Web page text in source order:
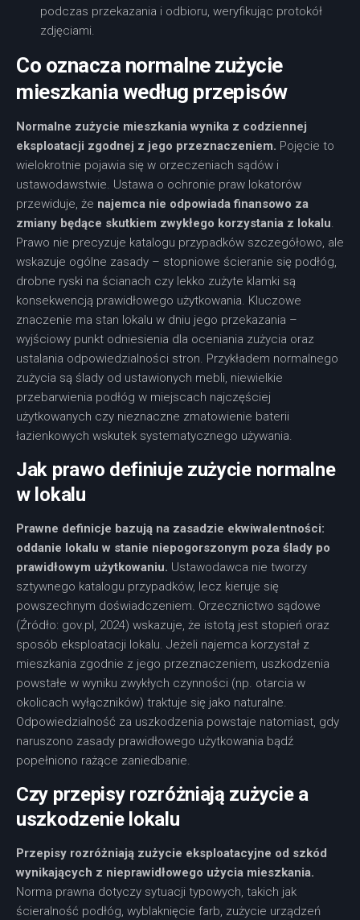
podczas przekazania i odbioru, weryfikując protokół
zdjęciami.
Co oznacza normalne zużycie
mieszkania według przepisów
Normalne zużycie mieszkania wynika z codziennej
eksploatacji zgodnej z jego przeznaczeniem. Pojęcie to
wielokrotnie pojawia się w orzeczeniach sądów i
ustawodawstwie. Ustawa o ochronie praw lokatorów
przewiduje, że najemca nie odpowiada finansowo za
zmiany będące skutkiem zwykłego korzystania z lokalu.
Prawo nie precyzuje katalogu przypadków szczegółowo, ale
wskazuje ogólne zasady – stopniowe ścieranie się podłóg,
drobne ryski na ścianach czy lekko zużyte klamki są
konsekwencją prawidłowego użytkowania. Kluczowe
znaczenie ma stan lokalu w dniu jego przekazania –
wyjściowy punkt odniesienia dla oceniania zużycia oraz
ustalania odpowiedzialności stron. Przykładem normalnego
zużycia są ślady od ustawionych mebli, niewielkie
przebarwienia podłóg w miejscach najczęściej
użytkowanych czy nieznaczne zmatowienie baterii
łazienkowych wskutek systematycznego używania.
Jak prawo definiuje zużycie normalne
w lokalu
Prawne definicje bazują na zasadzie ekwiwalentności:
oddanie lokalu w stanie niepogorszonym poza ślady po
prawidłowym użytkowaniu. Ustawodawca nie tworzy
sztywnego katalogu przypadków, lecz kieruje się
powszechnym doświadczeniem. Orzecznictwo sądowe
(Źródło: gov.pl, 2024) wskazuje, że istotą jest stopień oraz
sposób eksploatacji lokalu. Jeżeli najemca korzystał z
mieszkania zgodnie z jego przeznaczeniem, uszkodzenia
powstałe w wyniku zwykłych czynności (np. otarcia w
okolicach wyłączników) traktuje się jako naturalne.
Odpowiedzialność za uszkodzenia powstaje natomiast, gdy
naruszono zasady prawidłowego użytkowania bądź
popełniono rażące zaniedbanie.
Czy przepisy rozróżniają zużycie a
uszkodzenie lokalu
Przepisy rozróżniają zużycie eksploatacyjne od szkód
wynikających z nieprawidłowego użycia mieszkania.
Norma prawna dotyczy sytuacji typowych, takich jak
ścieralność podłóg, wyblaknięcie farb, zużycie urządzeń